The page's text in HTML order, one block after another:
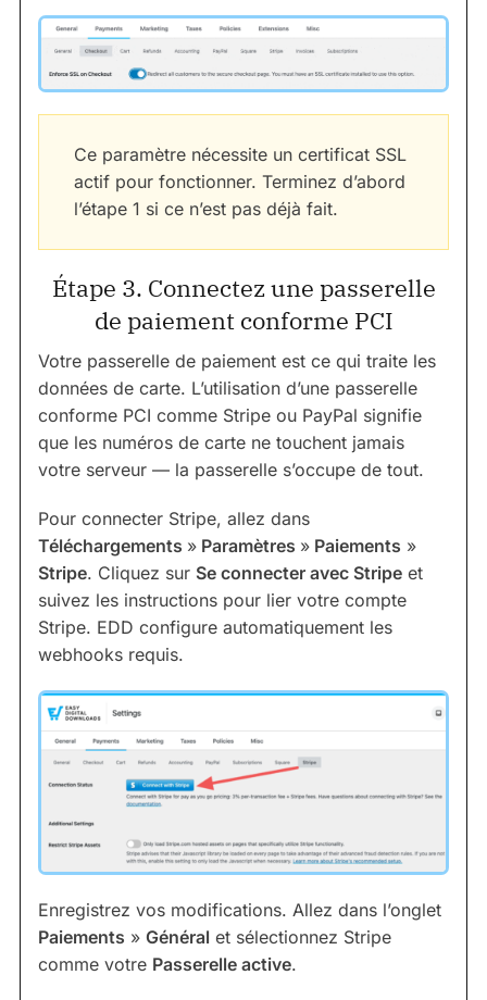
Ce paramètre nécessite un certificat SSL
actif pour fonctionner. Terminez d’abord
l’étape 1 si ce n’est pas déjà fait.
Étape 3. Connectez une passerelle
de paiement conforme PCI
Votre passerelle de paiement est ce qui traite les
données de carte. L’utilisation d’une passerelle
conforme PCI comme Stripe ou PayPal signifie
que les numéros de carte ne touchent jamais
votre serveur — la passerelle s’occupe de tout.
Pour connecter Stripe, allez dans
Téléchargements » Paramètres » Paiements »
Stripe. Cliquez sur Se connecter avec Stripe et
suivez les instructions pour lier votre compte
Stripe. EDD configure automatiquement les
webhooks requis.
Enregistrez vos modifications. Allez dans l’onglet
Paiements » Général et sélectionnez Stripe
comme votre Passerelle active.